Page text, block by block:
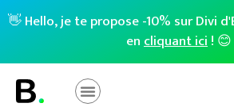
👋 Hello, je te propose -10% sur Divi
encliquant ici! 😊